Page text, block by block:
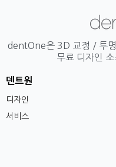
dentOne은 3D 교정 / 투명
무료 디자인
덴트원
디자인
서비스